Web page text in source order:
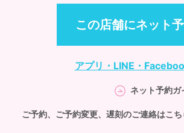
この店舗にネット
アプリ・LINE・
ネット予約ガ
ご予約、ご予約変更、遅刻のご連絡はこち